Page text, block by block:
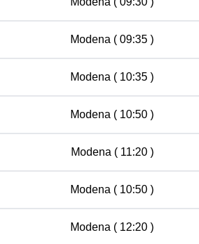
Modena ( 09:35 )
Modena ( 10:35 )
Modena ( 10:50 )
Modena ( 11:20 )
Modena ( 10:50 )
Modena ( 12:20 )